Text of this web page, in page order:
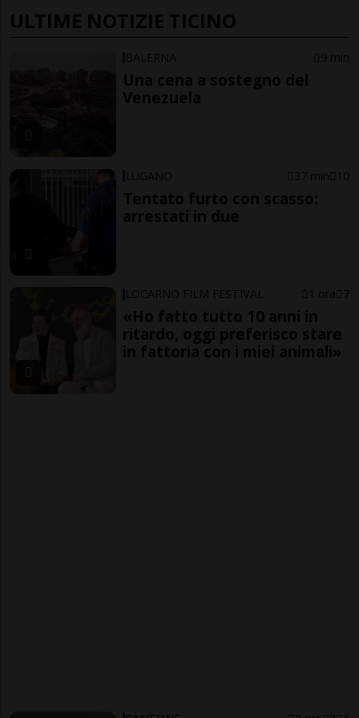
ULTIME NOTIZIE TICINO
BALERNA 9 min
Una cena a sostegno del
Venezuela
LUGANO 37 min 10
Tentato furto con scasso:
arrestati in due
LOCARNO FILM FESTIVAL 1 ora 7
«Ho fatto tutto 10 anni in
ritardo, oggi preferisco stare
in fattoria con i miei animali»